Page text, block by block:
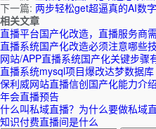
下一篇: 两步轻松get超逼真的AI数
相关文章
直播平台国产化改造，直播服务商
直播系统国产化改造必须注意哪些
网站/APP直播系统国产化关键步骤
直播系统mysql项目爆改达梦数据
保利威网站直播信创国产化能力介绍
年会直播预告
什么叫私域直播？为什么要做私域直
知识付费直播间是什么